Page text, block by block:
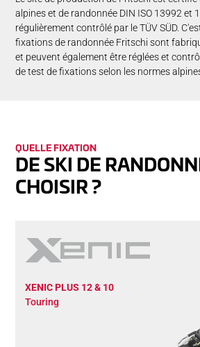
alpines et de randonnée DIN ISO 13992 et
régulièrement contrôlé par le TÜV SÜD.
fixations de randonnée Fritschi sont
et peuvent également être réglées et
de test de fixations selon les normes
QUELLE FIXAT­ION
DE SKI DE
CHOISIR ?
XENIC PLUS 12 & 10
Touring